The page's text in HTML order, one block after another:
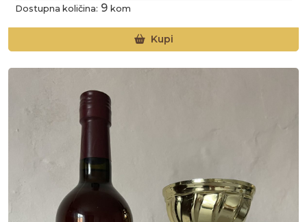
Dostupna količina: 9 kom
Kupi